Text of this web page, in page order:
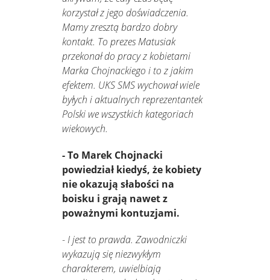
korzystał z jego doświadczenia.
Mamy zresztą bardzo dobry
kontakt. To prezes Matusiak
przekonał do pracy z kobietami
Marka Chojnackiego i to z jakim
efektem. UKS SMS wychował wiele
byłych i aktualnych reprezentantek
Polski we wszystkich kategoriach
wiekowych.
- To Marek Chojnacki
powiedział kiedyś, że kobiety
nie okazują słabości na
boisku i grają nawet z
poważnymi kontuzjami.
- I jest to prawda. Zawodniczki
wykazują się niezwykłym
charakterem, uwielbiają